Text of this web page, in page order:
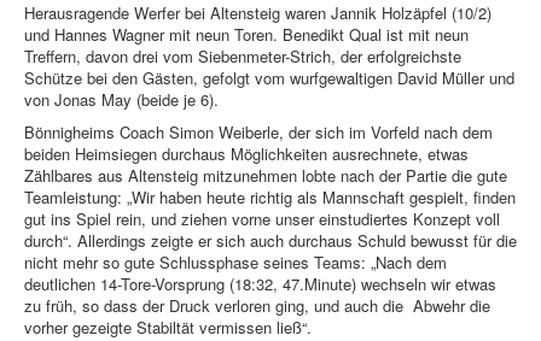
Herausragende Werfer bei Altensteig waren Jannik Holzäpfel (10/2)
und Hannes Wagner mit neun Toren. Benedikt Qual ist mit neun
Treffern, davon drei vom Siebenmeter-Strich, der erfolgreichste
Schütze bei den Gästen, gefolgt vom wurfgewaltigen David Müller und
von Jonas May (beide je 6).
Bönnigheims Coach Simon Weiberle, der sich im Vorfeld nach dem
beiden Heimsiegen durchaus Möglichkeiten ausrechnete, etwas
Zählbares aus Altensteig mitzunehmen lobte nach der Partie die gute
Teamleistung: „Wir haben heute richtig als Mannschaft gespielt, finden
gut ins Spiel rein, und ziehen vorne unser einstudiertes Konzept voll
durch“. Allerdings zeigte er sich auch durchaus Schuld bewusst für die
nicht mehr so gute Schlussphase seines Teams: „Nach dem
deutlichen 14-Tore-Vorsprung (18:32, 47.Minute) wechseln wir etwas
zu früh, so dass der Druck verloren ging, und auch die Abwehr die
vorher gezeigte Stabiltät vermissen ließ“.